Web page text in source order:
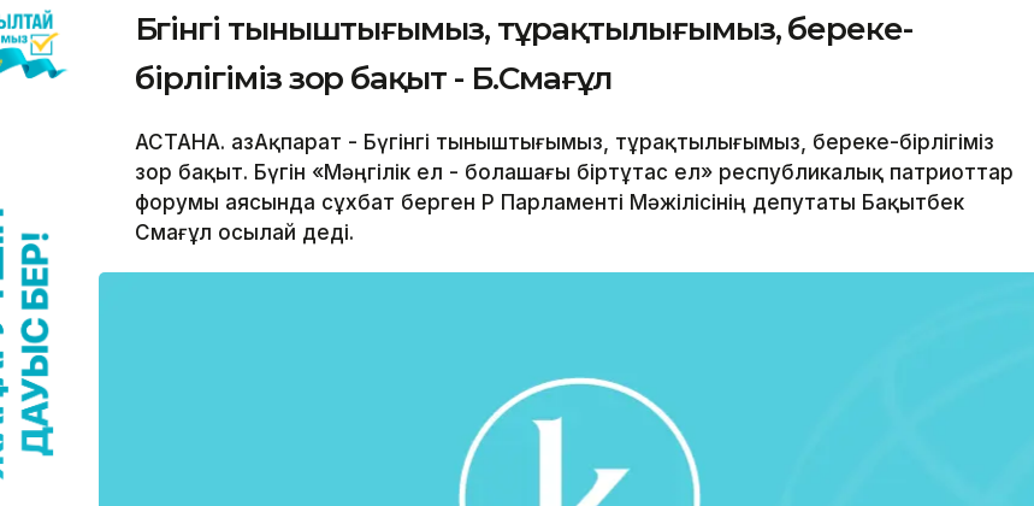
Бүгінгі тыныштығымыз, тұрақтылығымыз, береке-
бірлігіміз зор бақыт - Б.Смағұл
АСТАНА. ҚазАқпарат - Бүгінгі тыныштығымыз, тұрақтылығымыз, береке-бірлігіміз
зор бақыт. Бүгін «Мәңгілік ел - болашағы біртұтас ел» республикалық патриоттар
форумы аясында сұхбат берген ҚР Парламенті Мәжілісінің депутаты Бақытбек
Смағұл осылай деді.